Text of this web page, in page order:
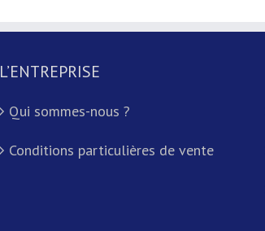
L’ENTREPRISE
Qui sommes-nous ?
Conditions particulières de vente